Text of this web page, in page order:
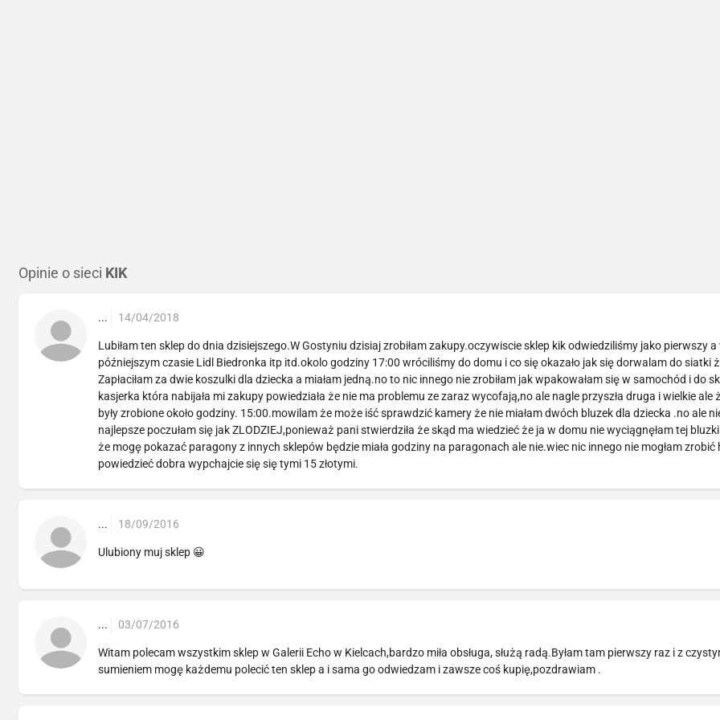
Opinie o sieci KIK
... 14/04/2018
Lubiłam ten sklep do dnia dzisiejszego.W Gostyniu dzisiaj zrobiłam zakupy.oczywiscie sklep kik odwiedziliśmy jako pierwszy a
późniejszym czasie Lidl Biedronka itp itd.okolo godziny 17:00 wróciliśmy do domu i co się okazało jak się dorwalam do siatki
Zapłaciłam za dwie koszulki dla dziecka a miałam jedną.no to nic innego nie zrobiłam jak wpakowałam się w samochód i do
kasjerka która nabijała mi zakupy powiedziała że nie ma problemu ze zaraz wycofają,no ale nagle przyszła druga i wielkie ale
były zrobione około godziny. 15:00.mowilam że może iść sprawdzić kamery że nie miałam dwóch bluzek dla dziecka .no ale
najlepsze poczułam się jak ZLODZIEJ,ponieważ pani stwierdziła że skąd ma wiedzieć że ja w domu nie wyciągnęłam tej
że mogę pokazać paragony z innych sklepów będzie miała godziny na paragonach ale nie.wiec nic innego nie mogłam zrobić
powiedzieć dobra wypchajcie się się tymi 15 złotymi.
... 18/09/2016
Ulubiony muj sklep 😀
... 03/07/2016
Witam polecam wszystkim sklep w Galerii Echo w Kielcach,bardzo miła obsługa, służą radą.Byłam tam pierwszy raz i z
sumieniem mogę każdemu polecić ten sklep a i sama go odwiedzam i zawsze coś kupię,pozdrawiam .